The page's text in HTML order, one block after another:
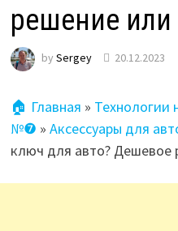
решение или
by Sergey 20.12.2023
🏠 Главная » Технологии
№❼ » Аксессуары для
ключ для авто? Дешевое